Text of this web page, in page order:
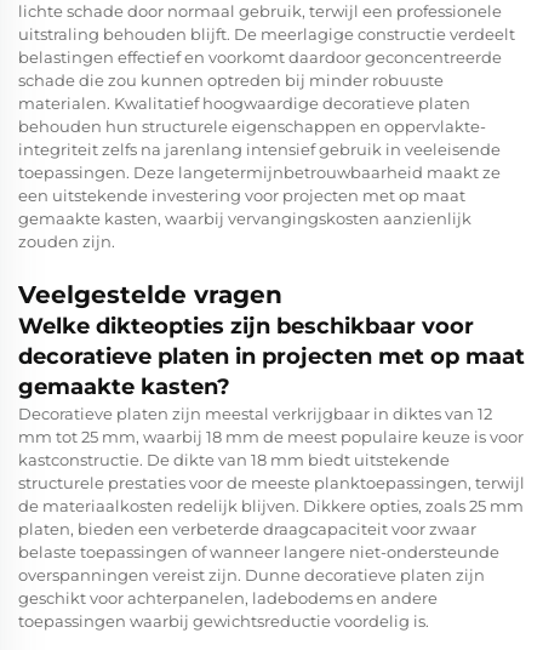
lichte schade door normaal gebruik, terwijl een professionele
uitstraling behouden blijft. De meerlagige constructie verdeelt
belastingen effectief en voorkomt daardoor geconcentreerde
schade die zou kunnen optreden bij minder robuuste
materialen. Kwalitatief hoogwaardige decoratieve platen
behouden hun structurele eigenschappen en oppervlakte-
integriteit zelfs na jarenlang intensief gebruik in veeleisende
toepassingen. Deze langetermijnbetrouwbaarheid maakt ze
een uitstekende investering voor projecten met op maat
gemaakte kasten, waarbij vervangingskosten aanzienlijk
zouden zijn.
Veelgestelde vragen
Welke dikteopties zijn beschikbaar voor
decoratieve platen in projecten met op maat
gemaakte kasten?
Decoratieve platen zijn meestal verkrijgbaar in diktes van 12
mm tot 25 mm, waarbij 18 mm de meest populaire keuze is voor
kastconstructie. De dikte van 18 mm biedt uitstekende
structurele prestaties voor de meeste planktoepassingen, terwijl
de materiaalkosten redelijk blijven. Dikkere opties, zoals 25 mm
platen, bieden een verbeterde draagcapaciteit voor zwaar
belaste toepassingen of wanneer langere niet-ondersteunde
overspanningen vereist zijn. Dunne decoratieve platen zijn
geschikt voor achterpanelen, ladebodems en andere
toepassingen waarbij gewichtsreductie voordelig is.